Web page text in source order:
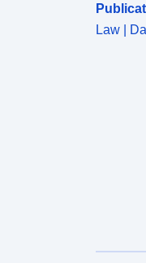
Law |